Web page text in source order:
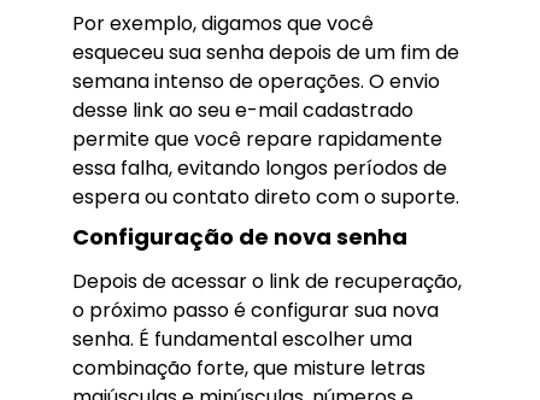
Por exemplo, digamos que você
esqueceu sua senha depois de um fim de
semana intenso de operações. O envio
desse link ao seu e-mail cadastrado
permite que você repare rapidamente
essa falha, evitando longos períodos de
espera ou contato direto com o suporte.
Configuração de nova senha
Depois de acessar o link de recuperação,
o próximo passo é configurar sua nova
senha. É fundamental escolher uma
combinação forte, que misture letras